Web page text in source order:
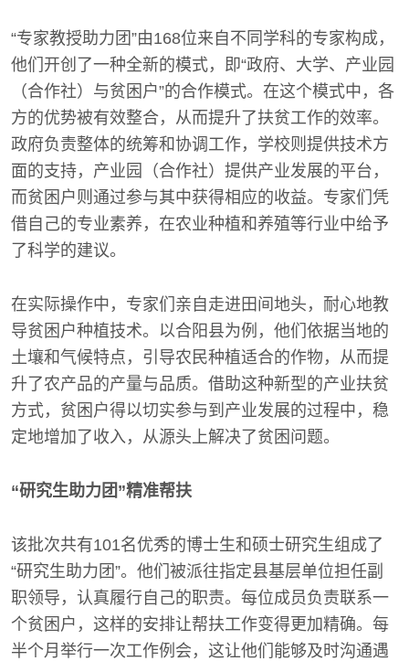
“专家教授助力团”由168位来自不同学科的专家构成，
他们开创了一种全新的模式，即“政府、大学、产业园
（合作社）与贫困户”的合作模式。在这个模式中，各
方的优势被有效整合，从而提升了扶贫工作的效率。
政府负责整体的统筹和协调工作，学校则提供技术方
面的支持，产业园（合作社）提供产业发展的平台，
而贫困户则通过参与其中获得相应的收益。专家们凭
借自己的专业素养，在农业种植和养殖等行业中给予
了科学的建议。
在实际操作中，专家们亲自走进田间地头，耐心地教
导贫困户种植技术。以合阳县为例，他们依据当地的
土壤和气候特点，引导农民种植适合的作物，从而提
升了农产品的产量与品质。借助这种新型的产业扶贫
方式，贫困户得以切实参与到产业发展的过程中，稳
定地增加了收入，从源头上解决了贫困问题。
“研究生助力团”精准帮扶
该批次共有101名优秀的博士生和硕士研究生组成了
“研究生助力团”。他们被派往指定县基层单位担任副
职领导，认真履行自己的职责。每位成员负责联系一
个贫困户，这样的安排让帮扶工作变得更加精确。每
半个月举行一次工作例会，这让他们能够及时沟通遇